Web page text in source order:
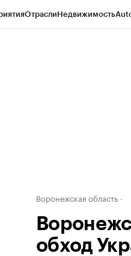
ОтраслиНедвижимость
Воронежская область
обход